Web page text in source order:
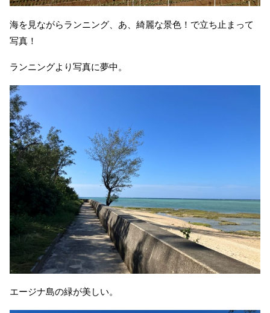
海を見ながらランニング、あ、綺麗な景色！で立ち止まって
写真！
ランニングより写真に夢中。
エージナ島の緑が美しい。